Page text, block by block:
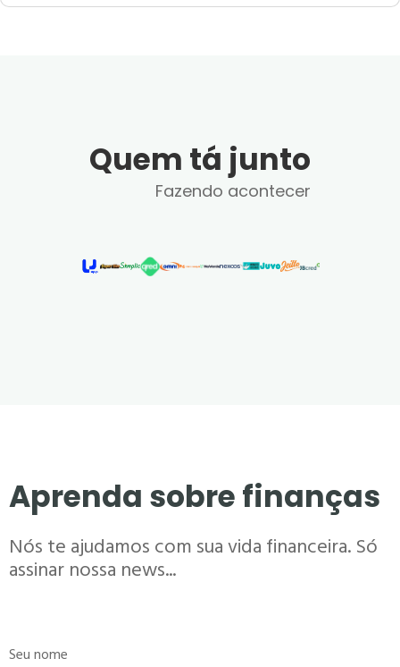
Quem tá junto
Fazendo acontecer
Aprenda sobre finanças
Nós te ajudamos com sua vida financeira. Só
assinar nossa news...
Seu nome